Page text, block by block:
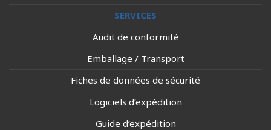
SERVICES
Audit de conformité
Emballage / Transport
Fiches de données de sécurité
Logiciels d’expédition
Guide d’expédition